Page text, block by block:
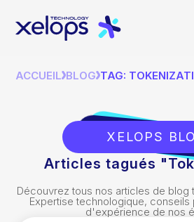
ACCUEIL BLOG TAG:
XELOPS
Articles tagués
Découvrez tous nos articles de blog
Expertise technologique, conseils
d'expérience de nos